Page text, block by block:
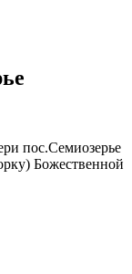
пос.Семиозерье
Божественной